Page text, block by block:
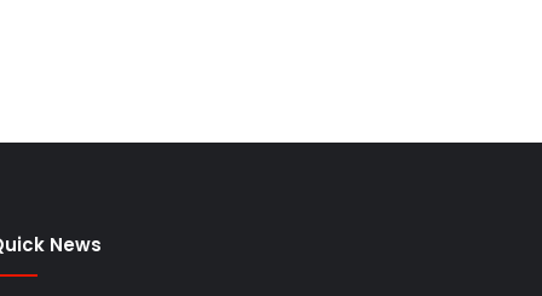
News